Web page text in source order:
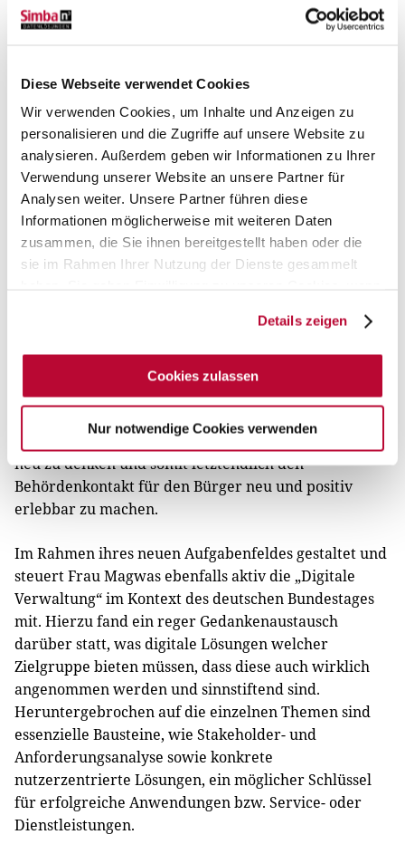
Diese Webseite verwendet Cookies
Wir verwenden Cookies, um Inhalte und Anzeigen zu
personalisieren und die Zugriffe auf unsere Website zu
analysieren. Außerdem geben wir Informationen zu Ihrer
Verwendung unserer Website an unsere Partner für
Analysen weiter. Unsere Partner führen diese
Informationen möglicherweise mit weiteren Daten
zusammen, die Sie ihnen bereitgestellt haben oder die
sie im Rahmen Ihrer Nutzung der Dienste gesammelt
Details zeigen
Cookies zulassen
Nur notwendige Cookies verwenden
Für deren Erfolg ganz entscheidend war, neben der
schnellen und einfachen Handhabung für die Bürger
Aspekt der direkten Datenanbindung für die
Gesundheitsämter. So konnten am Ende acht
sächsische Landkreise direkt, schnell und
durchgehend digital die Daten verarbeiten, wodurch
in der Pandemie weniger Gedanken um ablenkende
Belange, wie beispielsweise Datenqualität, notwendig
waren.
Besonders die Erweiterung zum Ende des Jahres 2021,
Ämter digital zurückmelden konnten, hat für ein
Umdenken innerhalb der Verwaltungen gesorgt.
Totgeglaubte Technologien, wie etwa die SMS,
ermöglichen eine schnelle, direkte und
funktionierende Kommunikation, einhergehend mit
der Möglichkeit, den Ablauf von Verwaltungsakten
neu zu denken und somit letztendlich den
Behördenkontakt für den Bürger neu und positiv
erlebbar zu machen.
Im Rahmen ihres neuen Aufgabenfeldes gestaltet und
steuert Frau Magwas ebenfalls aktiv die „Digitale
Verwaltung“ im Kontext des deutschen Bundestages
mit. Hierzu fand ein reger Gedankenaustausch
darüber statt, was digitale Lösungen welcher
Zielgruppe bieten müssen, dass diese auch wirklich
angenommen werden und sinnstiftend sind.
Heruntergebrochen auf die einzelnen Themen sind
essenzielle Bausteine, wie Stakeholder- und
Anforderungsanalyse sowie konkrete
nutzerzentrierte Lösungen, ein möglicher Schlüssel
für erfolgreiche Anwendungen bzw. Service- oder
Dienstleistungen.